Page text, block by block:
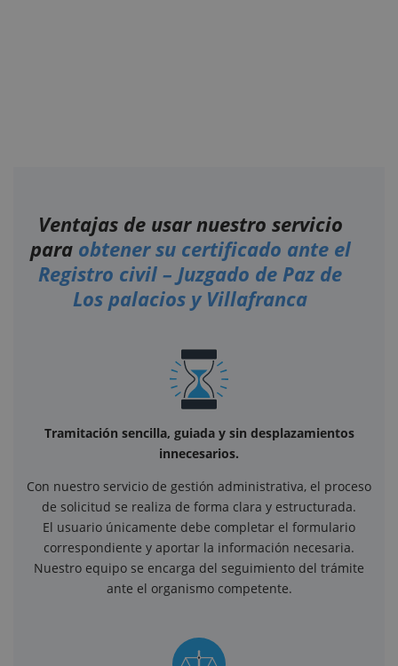
Ventajas de usar nuestro servicio
para obtener su certificado ante el
Registro civil – Juzgado de Paz de
Los palacios y Villafranca
Tramitación sencilla, guiada y sin desplazamientos
innecesarios.
Con nuestro servicio de gestión administrativa, el proceso
de solicitud se realiza de forma clara y estructurada.
El usuario únicamente debe completar el formulario
correspondiente y aportar la información necesaria.
Nuestro equipo se encarga del seguimiento del trámite
ante el organismo competente.